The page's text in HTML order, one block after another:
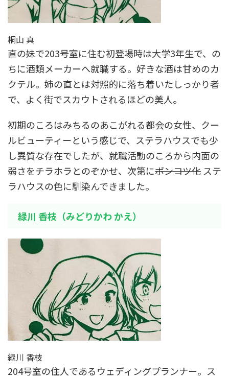
桐山 真
直の妹で203号室に住む初登場時は大学3年生で、の
ちに酒類メーカーへ就職する。好きな酒は甘めのカ
クテル。姉の直とは対照的に落ち着いたしっかり者
で、よく街でスカウトされるほどの美人。
初期のころはみちるのあこがれる都会の女性、クー
ルビューティーという感じで、ステラハウスでも少
し異質な存在でしたが、就職活動のころから内面の
弱さをチラホラとのぞかせ、次第にポンコツ化 ステ
ラハウスの色に馴染んできました。
緑川 香枝（みどりかわ かえ）
緑川 香枝
204号室の住人であるウェディングプランナー。ス